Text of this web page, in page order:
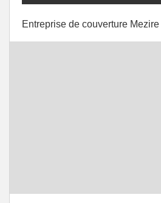
Entreprise de couverture Mezire